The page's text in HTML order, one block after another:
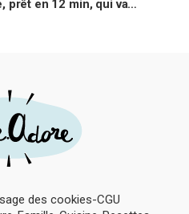
prêt en 12 min, qui va
des cookies CGU